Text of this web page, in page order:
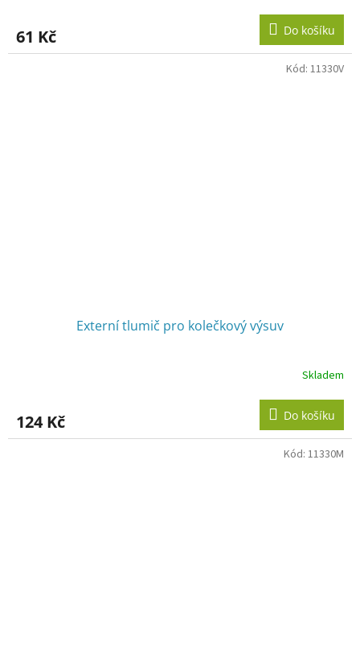
61 Kč Do košíku
Externí tlumič pro kolečkový výsuv
Skladem
124 Kč Do košíku
Kód: 11330V
Kód: 11330M